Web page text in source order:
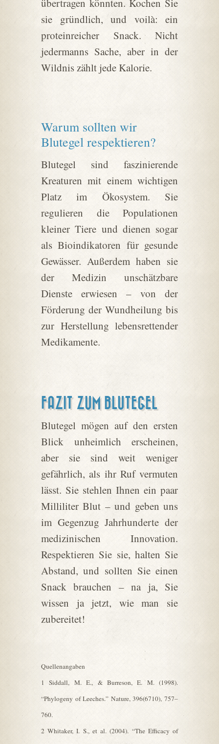
übertragen könnten. Kochen Sie
sie gründlich, und voilà: ein
proteinreicher Snack. Nicht
jedermanns Sache, aber in der
Wildnis zählt jede Kalorie.
Warum sollten wir
Blutegel respektieren?
Blutegel sind faszinierende
Kreaturen mit einem wichtigen
Platz im Ökosystem. Sie
regulieren die Populationen
kleiner Tiere und dienen sogar
als Bioindikatoren für gesunde
Gewässer. Außerdem haben sie
der Medizin unschätzbare
Dienste erwiesen – von der
Förderung der Wundheilung bis
zur Herstellung lebensrettender
Medikamente.
FAZIT ZUM BLUTEGEL
Blutegel mögen auf den ersten
Blick unheimlich erscheinen,
aber sie sind weit weniger
gefährlich, als ihr Ruf vermuten
lässt. Sie stehlen Ihnen ein paar
Milliliter Blut – und geben uns
im Gegenzug Jahrhunderte der
medizinischen Innovation.
Respektieren Sie sie, halten Sie
Abstand, und sollten Sie einen
Snack brauchen – na ja, Sie
wissen ja jetzt, wie man sie
zubereitet!
Quellenangaben
1 Siddall, M. E., & Burreson, E. M. (1998).
“Phylogeny of Leeches.” Nature, 396(6710), 757–
760.
2 Whitaker, I. S., et al. (2004). “The Efficacy of